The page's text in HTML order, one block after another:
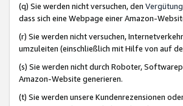
(q) Sie werden nicht versuchen, den
dass sich eine Webpage einer Amazon-
(r) Sie werden nicht versuchen,
umzuleiten (einschließlich mit Hilfe von auf
(s) Sie werden nicht durch Roboter,
Amazon-Website generieren.
(t) Sie werden unsere Kundenrezensionen